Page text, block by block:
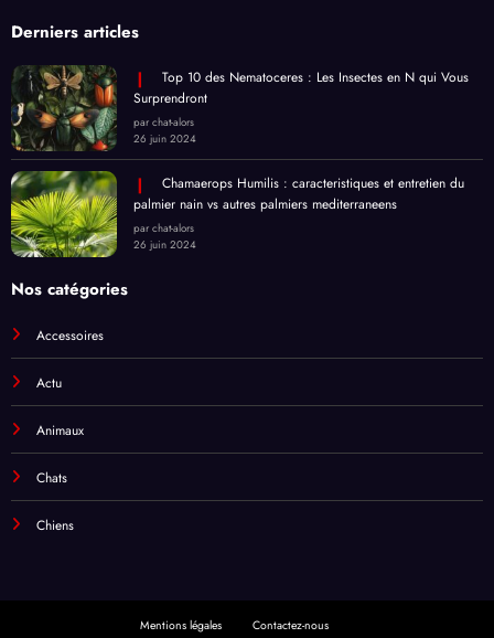
Derniers articles
Top 10 des Nematoceres : Les Insectes en N qui Vous
Surprendront
par chat-alors
26 juin 2024
Chamaerops Humilis : caracteristiques et entretien du
palmier nain vs autres palmiers mediterraneens
par chat-alors
26 juin 2024
Nos catégories
Accessoires
Actu
Animaux
Chats
Chiens
Mentions légales Contactez-nous